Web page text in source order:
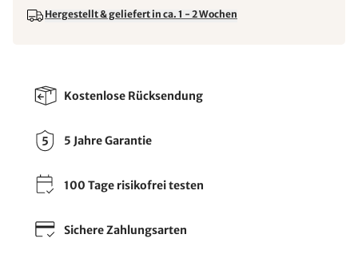
Hergestellt & geliefert in ca. 1 - 2 Wochen
Kostenlose Rücksendung
5 Jahre Garantie
100 Tage risikofrei testen
Sichere Zahlungsarten